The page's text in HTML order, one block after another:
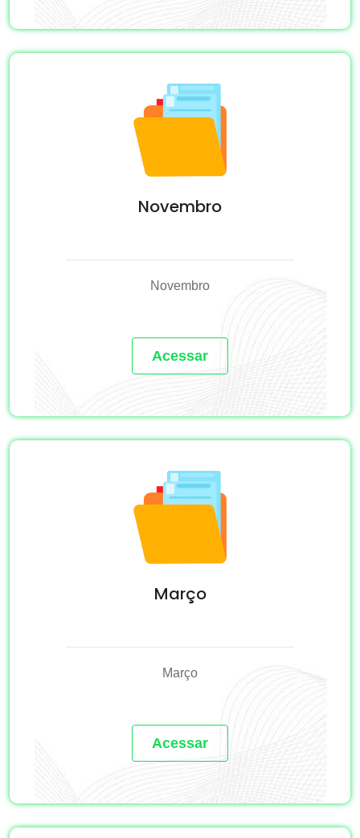
Novembro
Novembro
Acessar
Março
Março
Acessar